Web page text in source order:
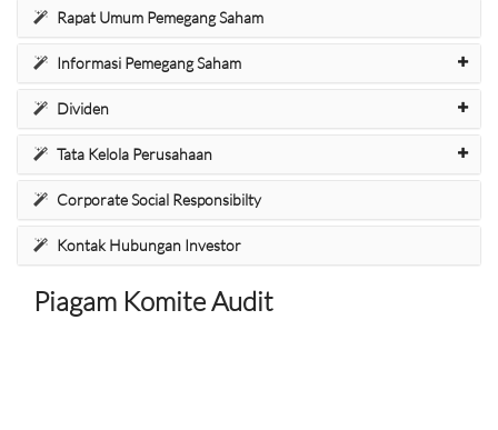
Rapat Umum Pemegang Saham
Informasi Pemegang Saham
Dividen
Tata Kelola Perusahaan
Corporate Social Responsibilty
Kontak Hubungan Investor
Piagam Komite Audit